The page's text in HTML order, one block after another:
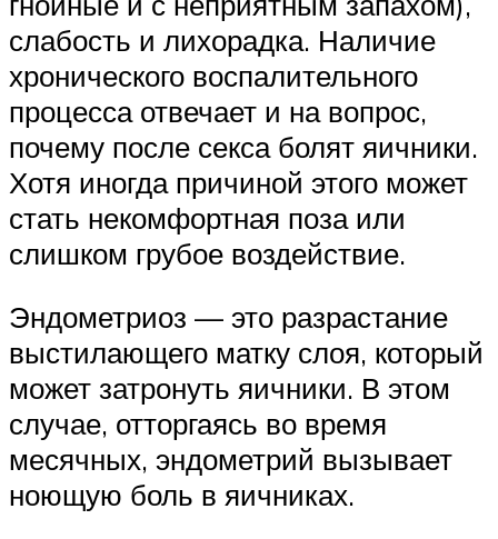
слабость и лихорадка. Наличие
хронического воспалительного
процесса отвечает и на вопрос,
почему после секса болят яичники.
Хотя иногда причиной этого может
стать некомфортная поза или
слишком грубое воздействие.
Эндометриоз — это разрастание
выстилающего матку слоя, который
может затронуть яичники. В этом
случае, отторгаясь во время
месячных, эндометрий вызывает
ноющую боль в яичниках.